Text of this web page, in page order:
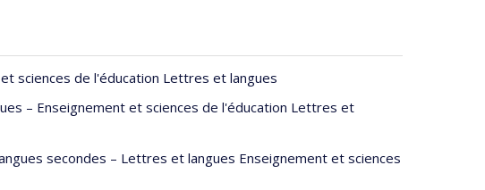
sciences de l'éducation Lettres et langues
– Enseignement et sciences de l'éducation Lettres et
secondes – Lettres et langues Enseignement et sciences